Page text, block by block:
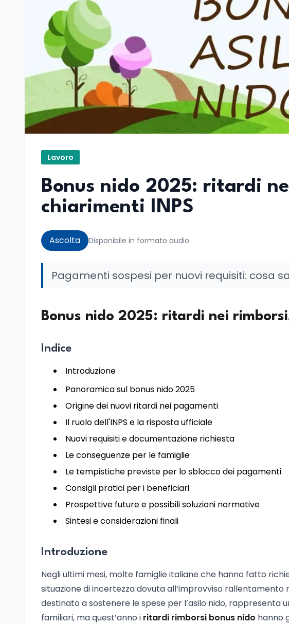
Lavoro
Bonus nido 2025: ritardi
chiarimenti INPS
Ascolta Disponibile in formato audio
Pagamenti sospesi per nuovi requisiti: cosa
Bonus nido 2025: ritardi nei
Indice
Introduzione
Panoramica sul bonus nido 2025
Origine dei nuovi ritardi nei pagamenti
Il ruolo dell'INPS e la risposta ufficiale
Nuovi requisiti e documentazione richiesta
Le conseguenze per le famiglie
Le tempistiche previste per lo sblocco dei pagamenti
Consigli pratici per i beneficiari
Prospettive future e possibili soluzioni normative
Sintesi e considerazioni finali
Introduzione
Negli ultimi mesi, molte famiglie italiane che hanno fatto
situazione di incertezza dovuta all’improvviso
destinato a sostenere le spese per l’asilo nido, rappresenta
familiari, ma quest’anno i ritardi rimborsi bonus nido hanno